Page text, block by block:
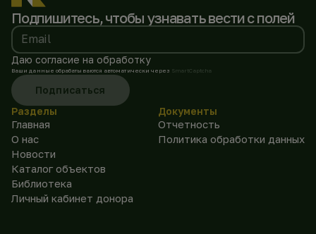
Подпишитесь, чтобы узнавать вести с полей
Email
Даю согласие на обработку
Ваши данные обрабатываются автоматически через SmartCaptcha
Подписаться
Разделы
Главная
О нас
Новости
Каталог объектов
Библиотека
Личный кабинет донора
Документы
Отчетность
Политика обработки данных